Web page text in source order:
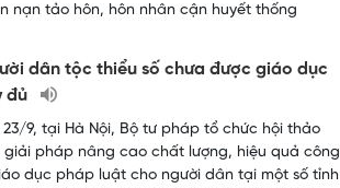
nạn tảo hôn, hôn nhân cận huyết thống
dân tộc thiểu số chưa được giáo dục
đủ
23/9, tại Hà Nội, Bộ tư pháp tổ chức hội thảo
giải pháp nâng cao chất lượng, hiệu quả công
dục pháp luật cho người dân tại một số tỉnh